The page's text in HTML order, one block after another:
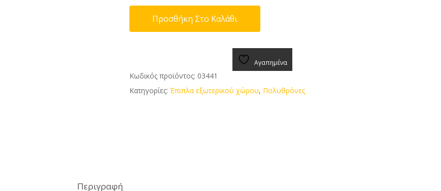
Προσθήκη Στο Καλάθι
Αγαπημένα
Κωδικός προϊόντος: 03441
Κατηγορίες:Έπιπλα εξωτερικού χώρου, Πολυθρόνες
Περιγραφή